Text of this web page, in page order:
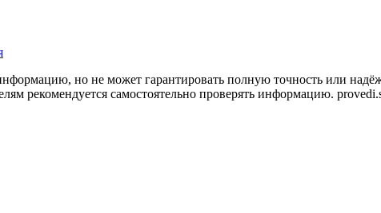
но не может гарантировать полную точность или
рекомендуется самостоятельно проверять информацию.